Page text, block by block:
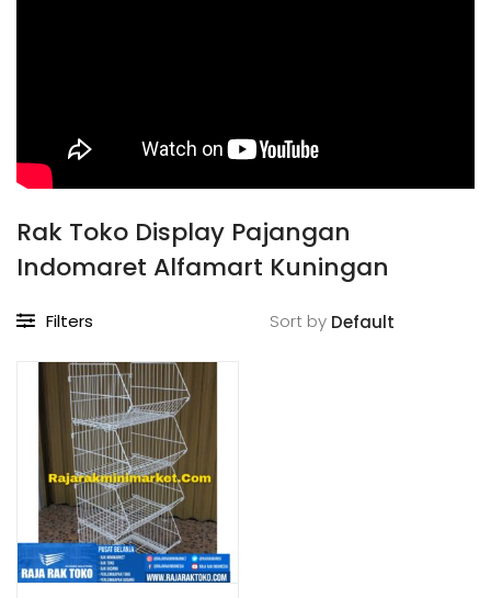
Rak Toko Display Pajangan
Indomaret Alfamart Kuningan
Filters Sort by